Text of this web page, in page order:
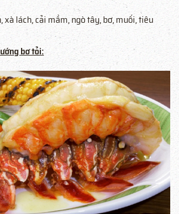
xà lách, cải mầm, ngò tây, bơ, muối, tiêu
bơ tỏi: